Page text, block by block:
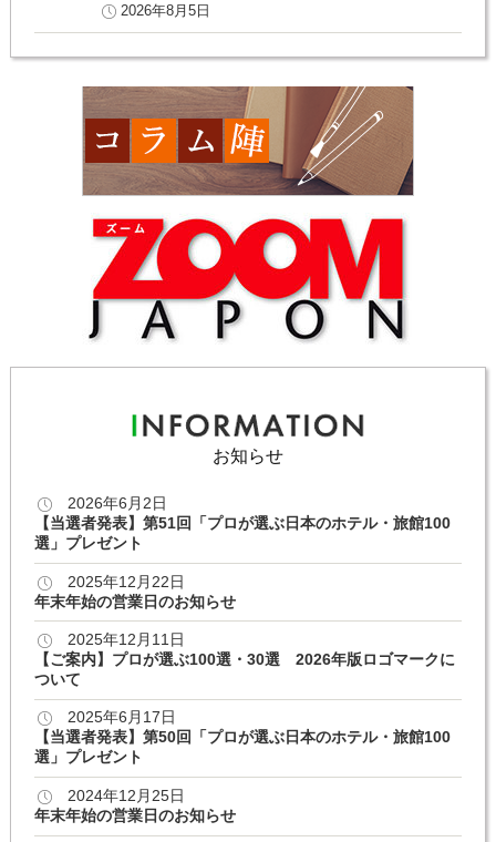
2026年8月5日
お知らせ
2026年6月2日
【当選者発表】第51回「プロが選ぶ日本のホテル・旅館100
選」プレゼント
2025年12月22日
年末年始の営業日のお知らせ
2025年12月11日
【ご案内】プロが選ぶ100選・30選 2026年版ロゴマークに
ついて
2025年6月17日
【当選者発表】第50回「プロが選ぶ日本のホテル・旅館100
選」プレゼント
2024年12月25日
年末年始の営業日のお知らせ